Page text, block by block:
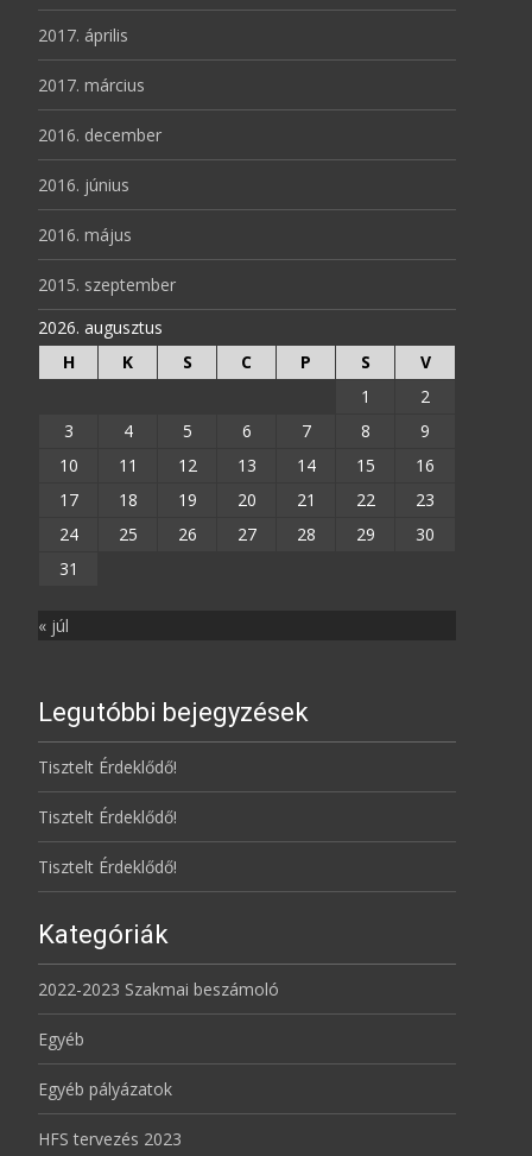
2017. április
2017. március
2016. december
2016. június
2016. május
2015. szeptember
2026. augusztus
H
K S C P S
V
1
2
3
4 5 6 7 8
9
10
11 12 13 14 15
16
17
18 19 20 21 22
23
24
25 26 27 28 29
30
31
« júl
Legutóbbi bejegyzések
Tisztelt Érdeklődő!
Tisztelt Érdeklődő!
Tisztelt Érdeklődő!
Kategóriák
2022-2023 Szakmai beszámoló
Egyéb
Egyéb pályázatok
HFS tervezés 2023